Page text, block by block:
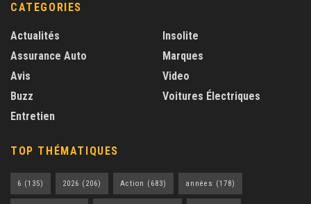
CATEGORIES
Actualités
Assurance Auto
Avis
Buzz
Entretien
Insolite
Marques
Video
Voitures Électriques
TOP THÉMATIQUES
6 (135) 2026 (206) Action (683) années (178)